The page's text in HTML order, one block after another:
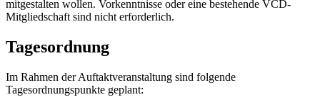
mitgestalten wollen. Vorkenntnisse oder eine bestehende VCD-
Mitgliedschaft sind nicht erforderlich.
Tagesordnung
Im Rahmen der Auftaktveranstaltung sind folgende
Tagesordnungspunkte geplant: